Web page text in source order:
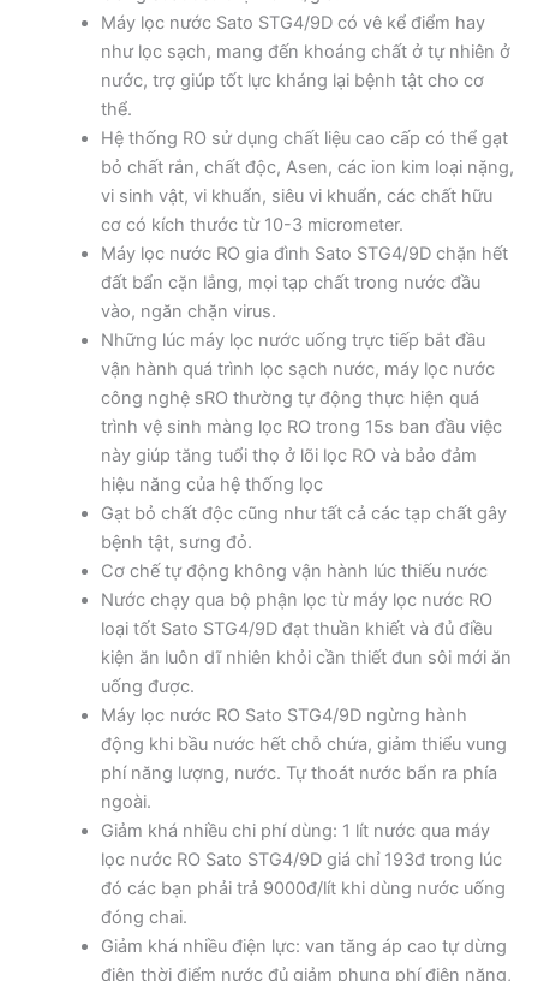
Máy lọc nước Sato STG4/9D có vê kể điểm hay
như lọc sạch, mang đến khoáng chất ở tự nhiên ở
nước, trợ giúp tốt lực kháng lại bệnh tật cho cơ
thể.
Hệ thống RO sử dụng chất liệu cao cấp có thể gạt
bỏ chất rắn, chất độc, Asen, các ion kim loại nặng,
vi sinh vật, vi khuẩn, siêu vi khuẩn, các chất hữu
cơ có kích thước từ 10­-3 micrometer.
Máy lọc nước RO gia đình Sato STG4/9D chặn hết
đất bẩn cặn lắng, mọi tạp chất trong nước đầu
vào, ngăn chặn virus.
Những lúc máy lọc nước uống trực tiếp bắt đầu
vận hành quá trình lọc sạch nước, máy lọc nước
công nghệ sRO thường tự động thực hiện quá
trình vệ sinh màng lọc RO trong 15s ban đầu việc
này giúp tăng tuổi thọ ở lõi lọc RO và bảo đảm
hiệu năng của hệ thống lọc
Gạt bỏ chất độc cũng như tất cả các tạp chất gây
bệnh tật, sưng đỏ.
Cơ chế tự động không vận hành lúc thiếu nước
Nước chạy qua bộ phận lọc từ máy lọc nước RO
loại tốt Sato STG4/9D đạt thuần khiết và đủ điều
kiện ăn luôn dĩ nhiên khỏi cần thiết đun sôi mới ăn
uống được.
Máy lọc nước RO Sato STG4/9D ngừng hành
động khi bầu nước hết chỗ chứa, giảm thiểu vung
phí năng lượng, nước. Tự thoát nước bẩn ra phía
ngoài.
Giảm khá nhiều chi phí dùng: 1 lít nước qua máy
lọc nước RO Sato STG4/9D giá chỉ 193đ trong lúc
đó các bạn phải trả 9000đ/lít khi dùng nước uống
đóng chai.
Giảm khá nhiều điện lực: van tăng áp cao tự dừng
điện thời điểm nước đủ giảm phung phí điện năng,